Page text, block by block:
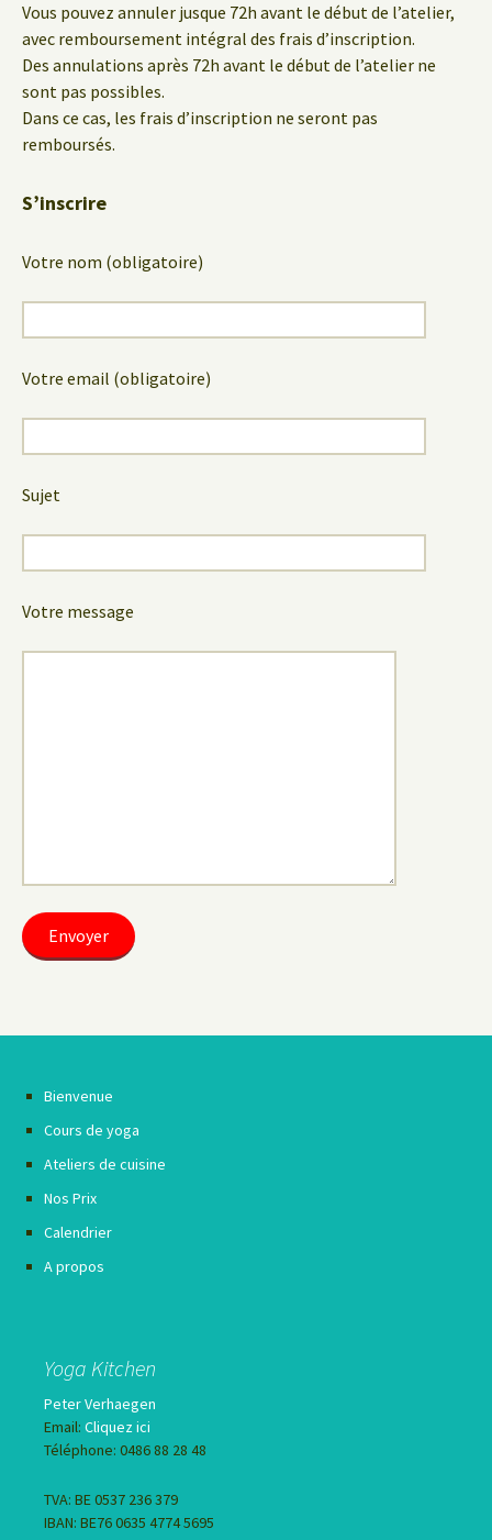
Vous pouvez annuler jusque 72h avant le début de l’atelier,
avec remboursement intégral des frais d’inscription.
Des annulations après 72h avant le début de l’atelier ne
sont pas possibles.
Dans ce cas, les frais d’inscription ne seront pas
remboursés.
S’inscrire
Votre nom (obligatoire)
Votre email (obligatoire)
Sujet
Votre message
Bienvenue
Cours de yoga
Ateliers de cuisine
Nos Prix
Calendrier
A propos
Yoga Kitchen
Peter Verhaegen
Email: Cliquez ici
Téléphone: 0486 88 28 48
TVA: BE 0537 236 379
IBAN: BE76 0635 4774 5695